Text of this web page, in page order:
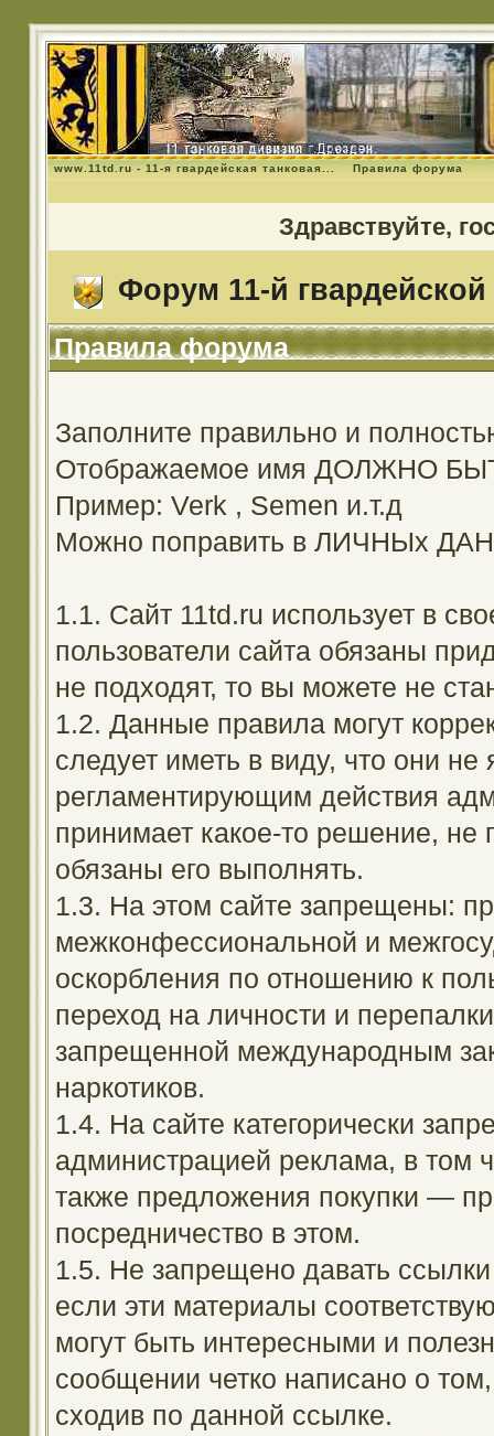
www.11td.ru - 11-я гвардейская танковая... Правила форума
Здравствуйте,
Форум 11-й гвардейской
Правила форума
Заполните правильно и
Отображаемое имя ДОЛЖНО
Пример: Verk , Semen и.т.д
Можно поправить в ЛИЧНЫх
1.1. Сайт 11td.ru использует в
пользователи сайта обязаны
не подходят, то вы можете не
1.2. Данные правила могут
следует иметь в виду, что они
регламентирующим действия
принимает какое-то решение, не
обязаны его выполнять.
1.3. На этом сайте запрещены:
межконфессиональной и
оскорбления по отношению к
переход на личности и
запрещенной международным
наркотиков.
1.4. На сайте категорически
администрацией реклама, в том
также предложения покупки —
посредничество в этом.
1.5. Не запрещено давать
если эти материалы
могут быть интересными и
сообщении четко написано о
сходив по данной ссылке.